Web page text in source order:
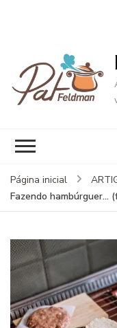
Página inicial
Fazendo hambúrguer…